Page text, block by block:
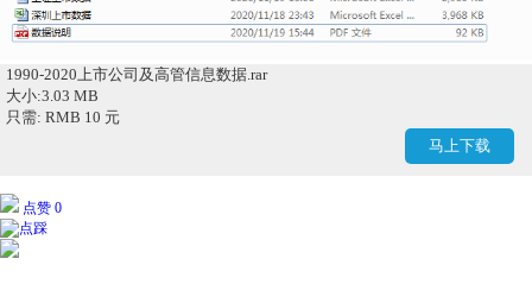
1990-2020上市公司及高管信息数据.rar
大小:3.03 MB
只需: RMB 10 元
马上下载
点赞 0